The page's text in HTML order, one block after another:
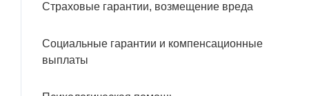
Страховые гарантии, возмещение вреда
Социальные гарантии и компенсационные
выплаты